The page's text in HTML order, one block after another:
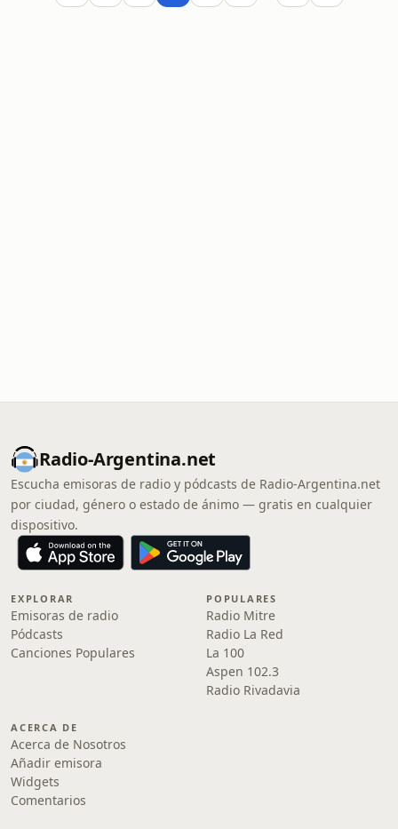
Radio-Argentina.net
Escucha emisoras de radio y pódcasts de Radio-Argentina.net
por ciudad, género o estado de ánimo — gratis en cualquier
dispositivo.
EXPLORAR
Emisoras de radio
Pódcasts
Canciones Populares
POPULARES
Radio Mitre
Radio La Red
La 100
Aspen 102.3
Radio Rivadavia
ACERCA DE
Acerca de Nosotros
Añadir emisora
Widgets
Comentarios